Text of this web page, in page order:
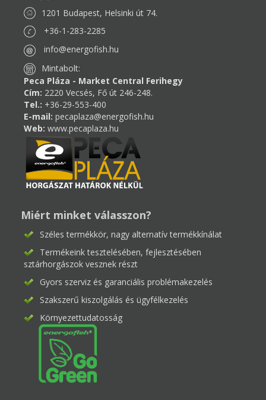
1201 Budapest, Helsinki út 74.
+36-1-283-2285
info@energofish.hu
Mintabolt:
Peca Pláza - Market Central Ferihegy
Cím: 2220 Vecsés, Fő út 246-248.
Tel.: +36-29-553-400
E-mail: pecaplaza@energofish.hu
Web: www.pecaplaza.hu
Miért minket válasszon?
Széles termékkör, nagy alternatív termékkínálat
Termékeink tesztelésében, fejlesztésében
sztárhorgászok vesznek részt
Gyors szerviz és garanciális problémakezelés
Szakszerű kiszolgálás és ügyfélkezelés
Környezettudatosság